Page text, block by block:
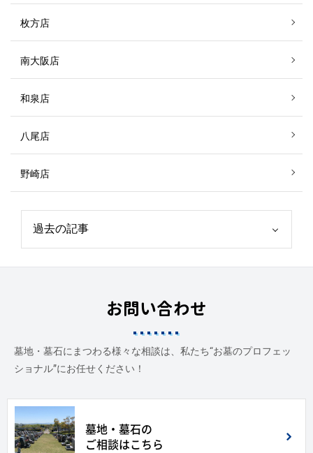
枚方店
南大阪店
和泉店
八尾店
野崎店
お問い合わせ
墓地・墓石にまつわる様々な相談は、私たち“お墓のプロフェッ
ショナル”にお任せください！
墓地・墓石の
ご相談はこちら